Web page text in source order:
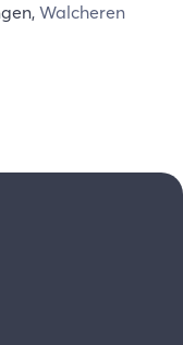
, Walcheren